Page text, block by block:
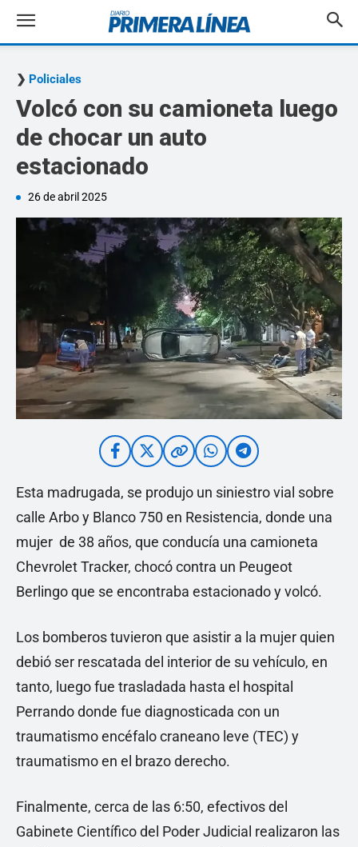
Policiales
Volcó con su camioneta luego
de chocar un auto
estacionado
26 de abril 2025
Esta madrugada, se produjo un siniestro vial sobre
calle Arbo y Blanco 750 en Resistencia, donde una
mujer de 38 años, que conducía una camioneta
Chevrolet Tracker, chocó contra un Peugeot
Berlingo que se encontraba estacionado y volcó.
Los bomberos tuvieron que asistir a la mujer quien
debió ser rescatada del interior de su vehículo, en
tanto, luego fue trasladada hasta el hospital
Perrando donde fue diagnosticada con un
traumatismo encéfalo craneano leve (TEC) y
traumatismo en el brazo derecho.
Finalmente, cerca de las 6:50, efectivos del
Gabinete Científico del Poder Judicial realizaron las